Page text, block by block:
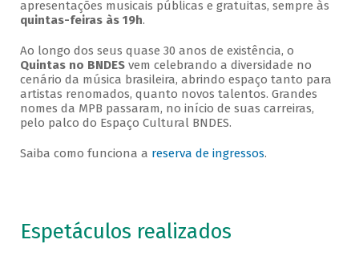
apresentações musicais públicas e gratuitas, sempre às
quintas-feiras às 19h.
Ao longo dos seus quase 30 anos de existência, o
Quintas no BNDESvem celebrando a diversidade no
cenário da música brasileira, abrindo espaço tanto para
artistas renomados, quanto novos talentos. Grandes
nomes da MPB passaram, no início de suas carreiras,
pelo palco do Espaço Cultural BNDES.
Saiba como funciona a reserva de ingressos.
Espetáculos realizados